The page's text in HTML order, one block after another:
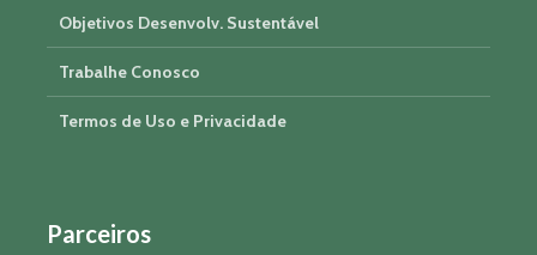
Objetivos Desenvolv. Sustentável
Trabalhe Conosco
Termos de Uso e Privacidade
Parceiros